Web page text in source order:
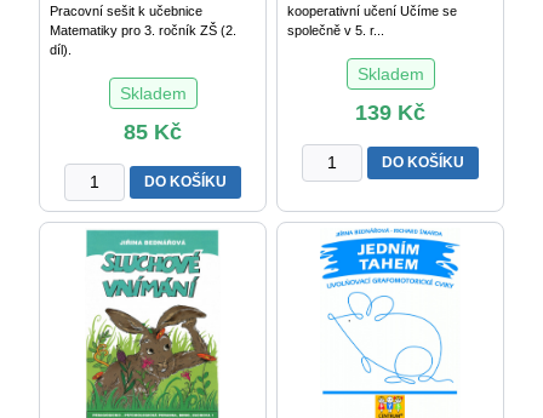
pro
2.
ročník
množství
Pracovní sešit k učebnice
Matematiky pro 3. ročník ZŠ (2.
díl).
Skladem
85 Kč
MATEMATIKA
pro
3.
PRACOVNÍ
SEŠIT
DO KOŠÍKU
kooperativní učení Učíme se
společně v 5. r...
Skladem
139 Kč
Učíme
se
společně
pracovní
listy
skupinové
kooperativní
DO KOŠÍKU